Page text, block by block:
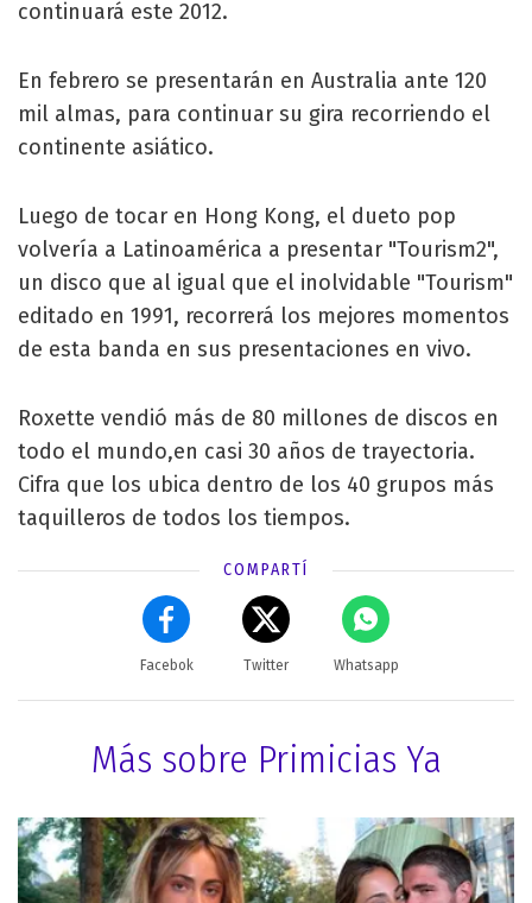
continuará este 2012.
En febrero se presentarán en Australia ante 120
mil almas, para continuar su gira recorriendo el
continente asiático.
Luego de tocar en Hong Kong, el dueto pop
volvería a Latinoamérica a presentar "Tourism2",
un disco que al igual que el inolvidable "Tourism"
editado en 1991, recorrerá los mejores momentos
de esta banda en sus presentaciones en vivo.
Roxette vendió más de 80 millones de discos en
todo el mundo,en casi 30 años de trayectoria.
Cifra que los ubica dentro de los 40 grupos más
taquilleros de todos los tiempos.
COMPARTÍ
Facebok Twitter Whatsapp
Más sobre Primicias Ya